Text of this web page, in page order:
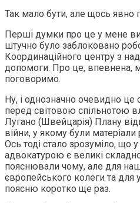
Так мало бути, але щось явно
Перші думки про це у мене
штучно було заблоковано
Координаційного центру з
допомоги. Про це, впевнена,
поговоримо.
Ну, і однозначно очевидно це
перед світовою спільнотою
Лугано (Швейцарія) Плану
війни, у якому були матеріали
Ось тоді стало зрозуміло, що
адвокатурою є великі
пояснювали чому, але для
європейського колеги та для
поясню коротко ще раз.